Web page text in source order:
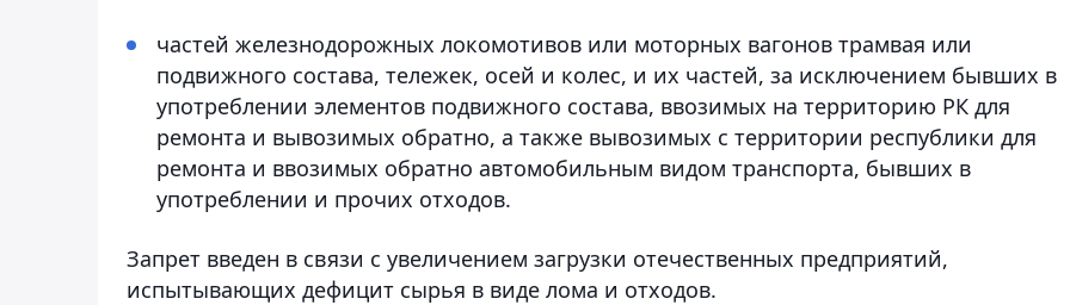
частей железнодорожных локомотивов или моторных вагонов трамвая или
подвижного состава, тележек, осей и колес, и их частей, за исключением бывших в
употреблении элементов подвижного состава, ввозимых на территорию РК для
ремонта и вывозимых обратно, а также вывозимых с территории республики для
ремонта и ввозимых обратно автомобильным видом транспорта, бывших в
употреблении и прочих отходов.
Запрет введен в связи с увеличением загрузки отечественных предприятий,
испытывающих дефицит сырья в виде лома и отходов.